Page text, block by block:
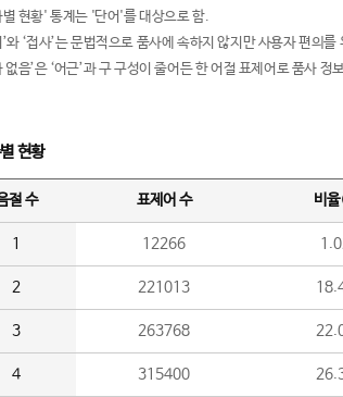
현황' 통계는 '단어'를 대상으로 함.
와 ‘접사’는 문법적으로 품사에 속하지 않지만 사용자 편의
없음’은 ‘어근’과 구 구성이 줄어든 한 어절 표제어로 품사 정
현황
절 수 표제어 수 비
1 12266
2 221013
3 263768
4 315400